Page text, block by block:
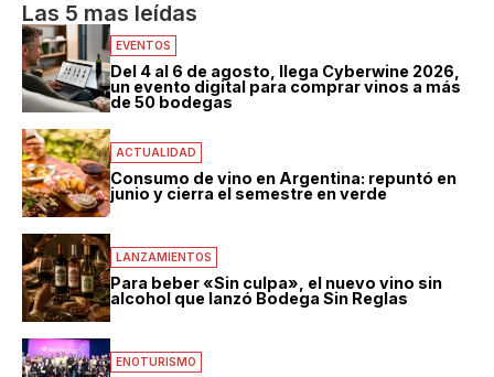
Las 5 mas leídas
EVENTOS
Del 4 al 6 de agosto, llega Cyberwine 2026,
un evento digital para comprar vinos a más
de 50 bodegas
ACTUALIDAD
Consumo de vino en Argentina: repuntó en
junio y cierra el semestre en verde
LANZAMIENTOS
Para beber «Sin culpa», el nuevo vino sin
alcohol que lanzó Bodega Sin Reglas
ENOTURISMO